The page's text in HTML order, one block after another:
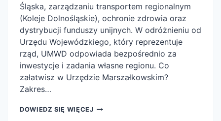
Śląska, zarządzaniu transportem regionalnym
(Koleje Dolnośląskie), ochronie zdrowia oraz
dystrybucji funduszy unijnych. W odróżnieniu od
Urzędu Wojewódzkiego, który reprezentuje
rząd, UMWD odpowiada bezpośrednio za
inwestycje i zadania własne regionu. Co
załatwisz w Urzędzie Marszałkowskim?
Zakres…
DOWIEDZ SIĘ WIĘCEJURZĄD